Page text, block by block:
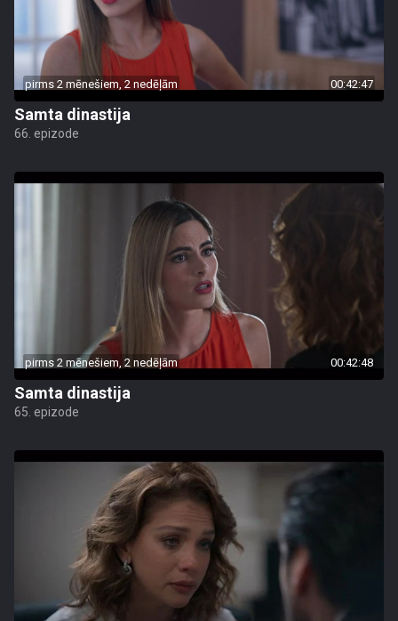
pirms 2 mēnešiem, 2 nedēļām 00:42:47
Samta dinastija
66. epizode
pirms 2 mēnešiem, 2 nedēļām 00:42:48
Samta dinastija
65. epizode